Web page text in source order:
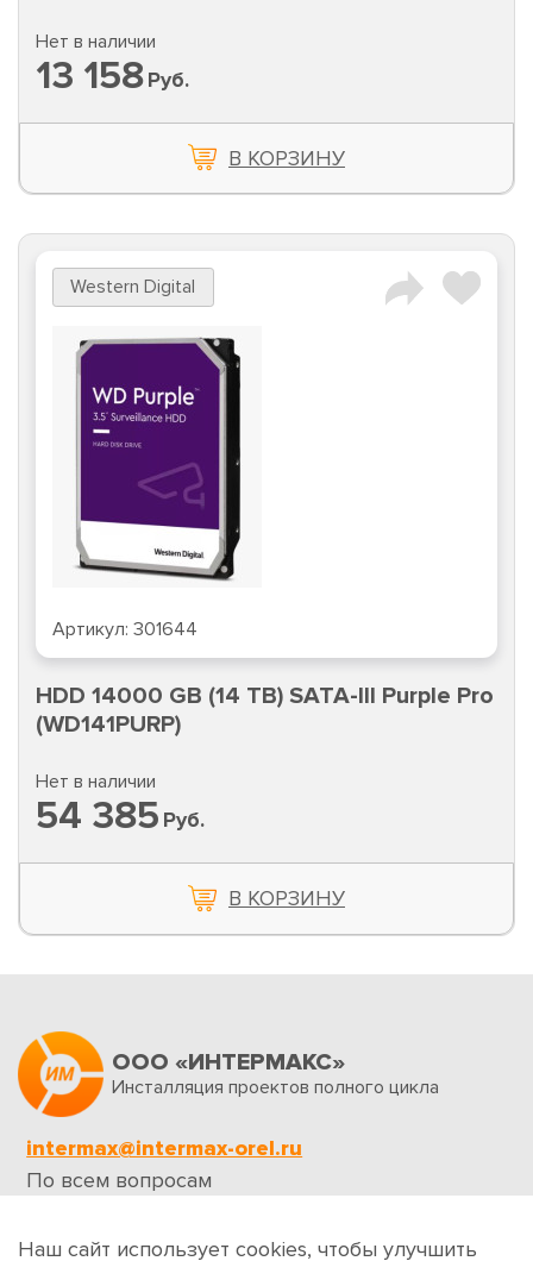
Нет в наличии
13 158Руб.
В КОРЗИНУ
Western Digital
Артикул: 301644
HDD 14000 GB (14 TB) SATA-III Purple Pro
(WD141PURP)
Нет в наличии
54 385 Руб.
В КОРЗИНУ
ООО «ИНТЕРМАКС»
Инсталляция проектов полного цикла
intermax@intermax-orel.ru
По всем вопросам
Обратная связь
Наш сайт использует cookies, чтобы улучшить